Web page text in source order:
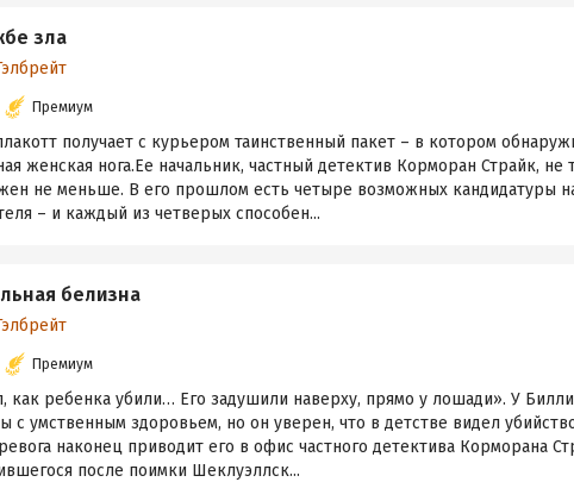
зла
Премиум
получает с курьером таинственный пакет – в котором
женская нога.Ее начальник, частный детектив Корморан Страйк, не
не меньше. В его прошлом есть четыре возможных кандидатуры
– и каждый из четверых способен...
белизна
Премиум
как ребенка убили… Его задушили наверху, прямо у лошади». У
с умственным здоровьем, но он уверен, что в детстве видел
наконец приводит его в офис частного детектива Корморана
после поимки Шеклуэллск...